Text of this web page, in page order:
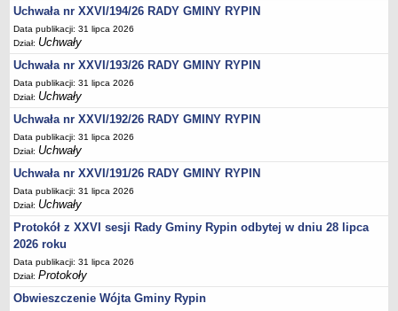
Wykaz spraw
Podania, wnioski, skargi i petycje
Zaświadczenia
Ewidencja ludności - obowiązek meldunkowy
Rejestry i ewidencje
Udostępnianie informacji publicznej
Ewidencja działalności gospodarczej
Podziały nieruchomości
Ochrona środowiska
Dodatki mieszkaniowe
Świadczenia rodzinne, Fundusz alimentacyjny
Stypendia szkolne
Uchwała nr XXVI/194/26 RADY GMINY RYPIN
Data publikacji: 31 lipca 2026
Dział: Uchwały
Uchwała nr XXVI/193/26 RADY GMINY RYPIN
Data publikacji: 31 lipca 2026
Dział: Uchwały
Uchwała nr XXVI/192/26 RADY GMINY RYPIN
Data publikacji: 31 lipca 2026
Dział: Uchwały
Uchwała nr XXVI/191/26 RADY GMINY RYPIN
Data publikacji: 31 lipca 2026
Dział: Uchwały
Protokół z XXVI sesji Rady Gminy Rypin odbytej w dniu 28 lipca
2026 roku
Data publikacji: 31 lipca 2026
Dział:Protokoły
Obwieszczenie Wójta Gminy Rypin